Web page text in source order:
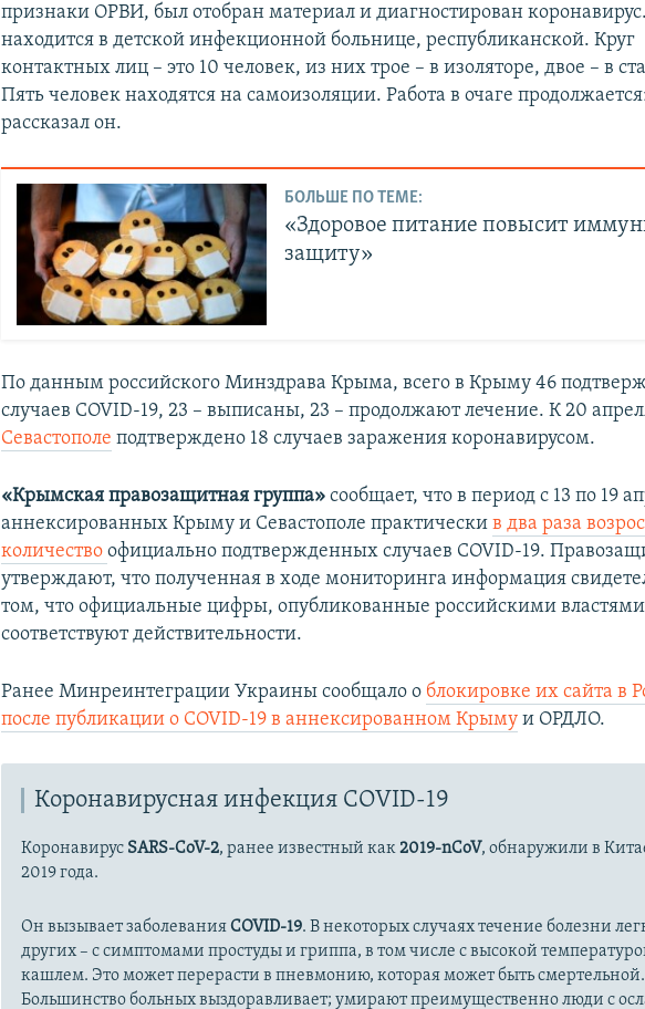
признаки ОРВИ, был отобран материал и диагностирован
находится в детской инфекционной больнице, республиканской. Круг
контактных лиц – это 10 человек, из них трое – в изоляторе, двое – в
Пять человек находятся на самоизоляции. Работа в очаге
рассказал он.
БОЛЬШЕ ПО ТЕМЕ:
«Здоровое питание повысит
защиту»
По данным российского Минздрава Крыма, всего в Крыму 46
случаев COVID-19, 23 – выписаны, 23 – продолжают лечение. К 20
Севастополе подтверждено 18 случаев заражения коронавирусом.
«Крымская правозащитная группа» сообщает, что в период с 13 по 19
аннексированных Крыму и Севастополе практическив два раза
количествоофициально подтвержденных случаев COVID-19.
утверждают, что полученная в ходе мониторинга информация
том, что официальные цифры, опубликованные российскими
соответствуют действительности.
Ранее Минреинтеграции Украины сообщало о блокировке их сайта в
после публикации о COVID-19 в аннексированном Крыму и ОРДЛО.
Коронавирусная инфекция COVID-19
Коронавирус SARS-CoV-2, ранее известный как2019-nCoV, обнаружили в
2019 года.
Он вызывает заболеванияCOVID-19. В некоторых случаях течение болезни
других – с симптомами простуды и гриппа, в том числе с высокой
кашлем. Это может перерасти в пневмонию, которая может быть смертельной.
Большинство больных выздоравливает; умирают преимущественно люди с